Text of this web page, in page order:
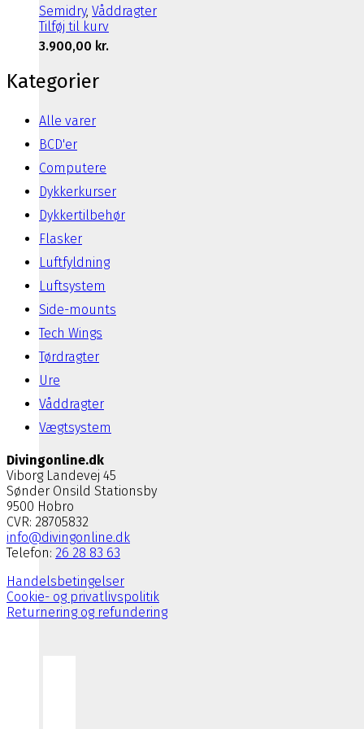
Semidry, Våddragter
Tilføj til kurv
3.900,00 kr.
Kategorier
Alle varer
BCD'er
Computere
Dykkerkurser
Dykkertilbehør
Flasker
Luftfyldning
Luftsystem
Side-mounts
Tech Wings
Tørdragter
Ure
Våddragter
Vægtsystem
Divingonline.dk
Viborg Landevej 45
Sønder Onsild Stationsby
9500 Hobro
CVR: 28705832
info@divingonline.dk
Telefon: 26 28 83 63
Handelsbetingelser
Cookie- og privatlivspolitik
Returnering og refundering